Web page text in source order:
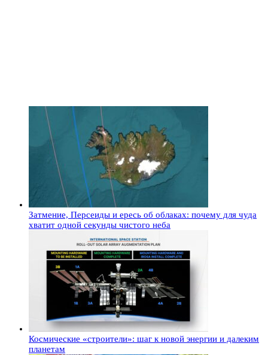
Затмение, Персеиды и ересь об облаках: почему для чуда
хватит одной секунды чистого неба
Космические «строители»: шаг к новой энергии и далеким
планетам